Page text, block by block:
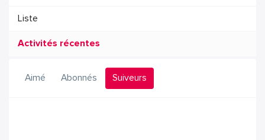
Liste
Activités récentes
Aimé Abonnés Suiveurs